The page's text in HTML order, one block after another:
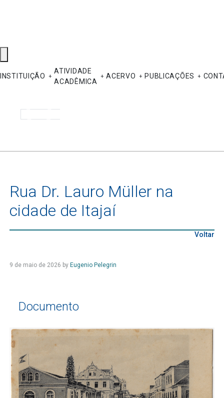
INSTITUIÇÃO
ATIVIDADE
ACADÊMICA
ACERVO PUBLICAÇÕES
Rua Dr. Lauro Müller na
cidade de Itajaí
Voltar
9 de maio de 2026 by Eugenio Pelegrin
Documento